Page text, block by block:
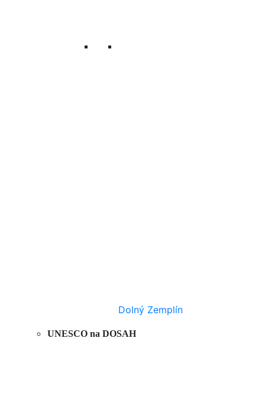
Dolný Zemplín
UNESCO na DOSAH